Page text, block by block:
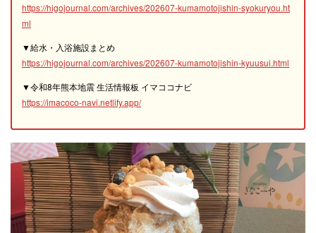
https://higojournal.com/archives/202607-kumamotojishin-syokuryou.ht
ml
▼給水・入浴施設まとめ
https://higojournal.com/archives/202607-kumamotojishin-kyuusui.html
▼令和8年熊本地震 生活情報板 イマココナビ
https://imacoco-navi.netlify.app/